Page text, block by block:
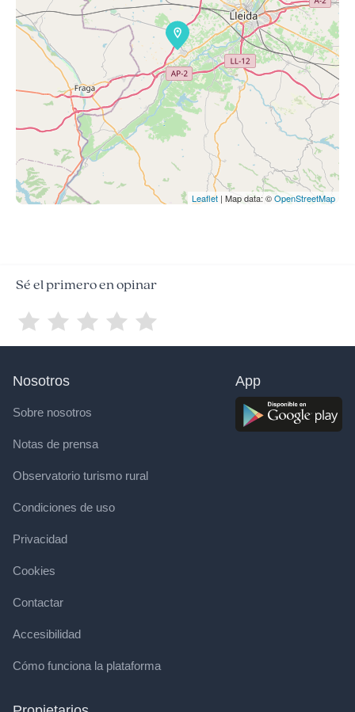
Leaflet | Map data: ©OpenStreetMap
Sé el primero en opinar
Nosotros
Sobre nosotros
Notas de prensa
Observatorio turismo rural
Condiciones de uso
Privacidad
Cookies
Contactar
Accesibilidad
Cómo funciona la plataforma
App